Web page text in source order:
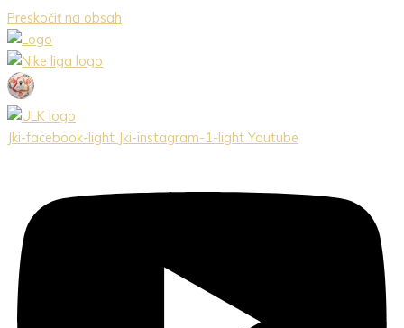
Preskočiť na obsah
Jki-facebook-light Jki-instagram-1-light Youtube